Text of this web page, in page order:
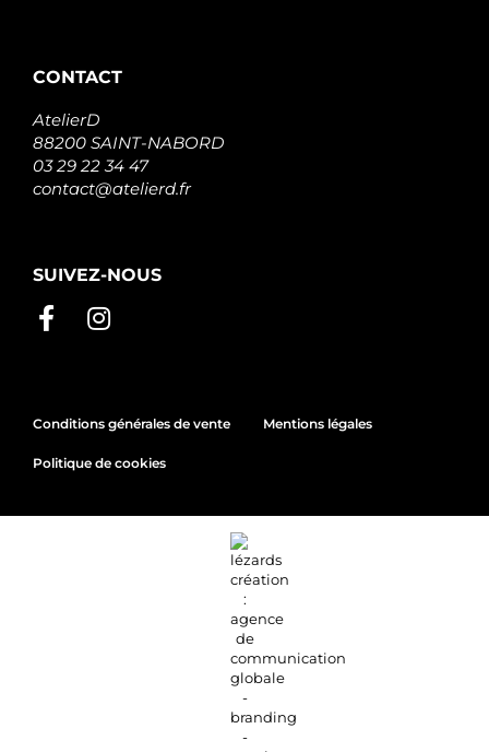
CONTACT
AtelierD
88200 SAINT-NABORD
03 29 22 34 47
contact@atelierd.fr
SUIVEZ-NOUS
Conditions générales de vente Mentions légales
Politique de cookies